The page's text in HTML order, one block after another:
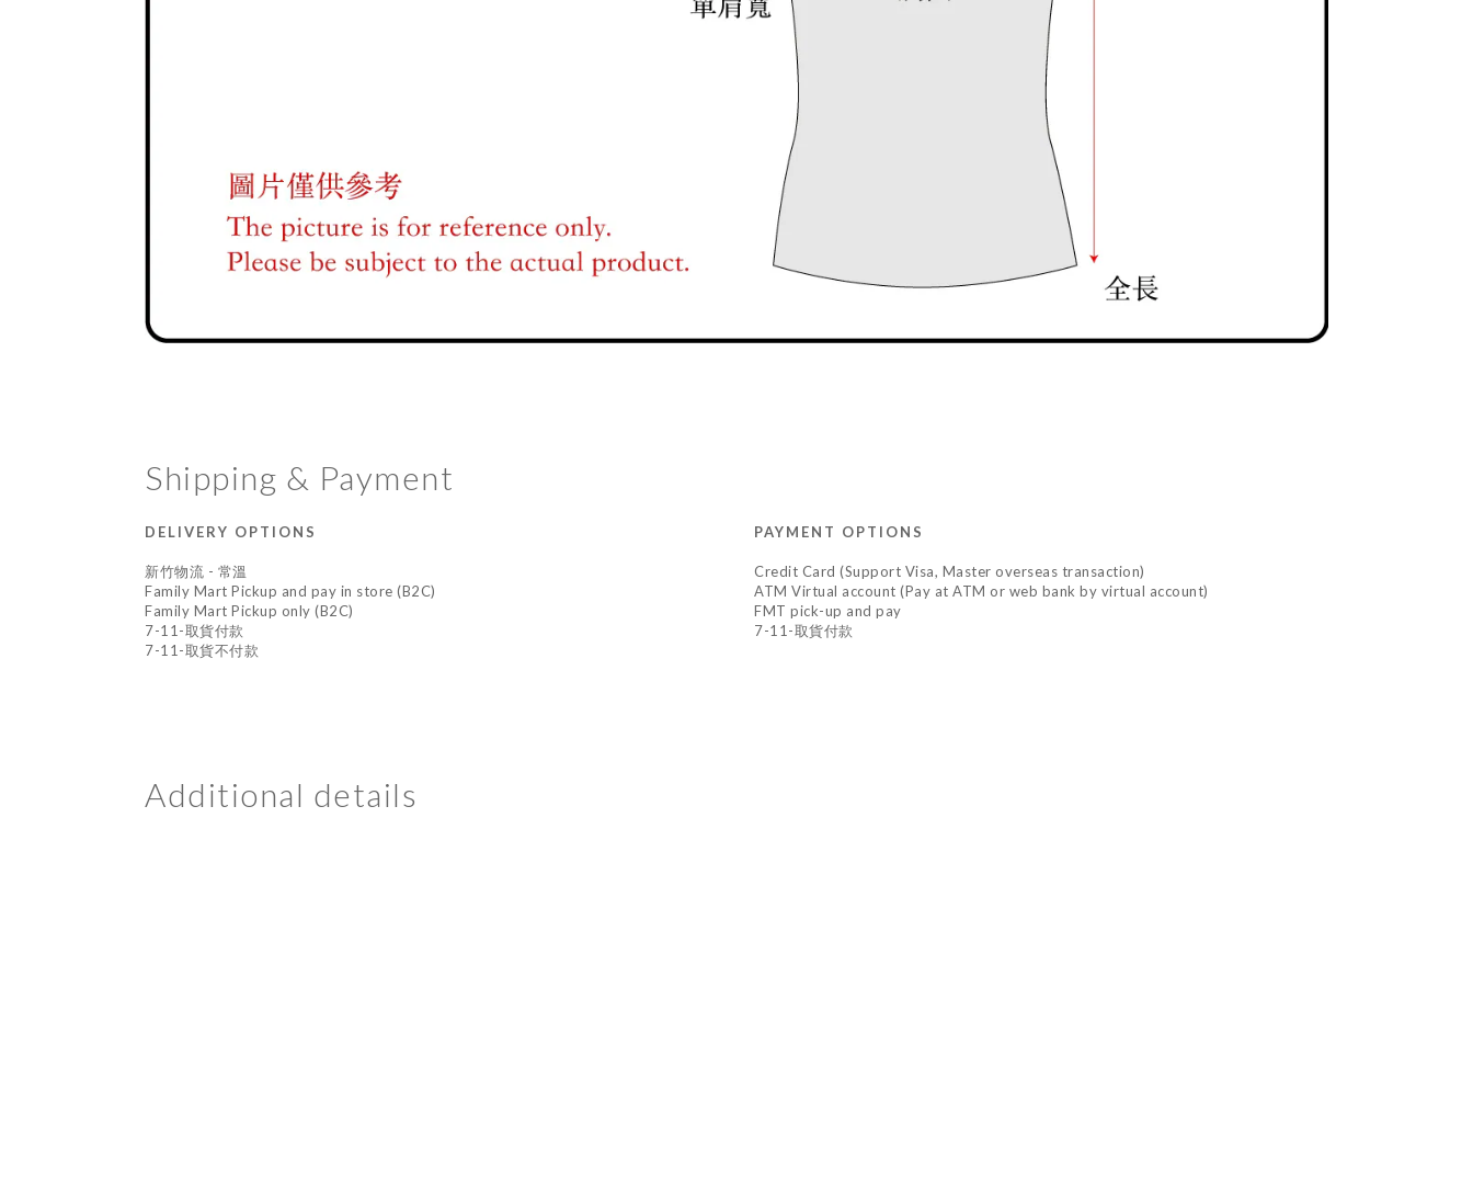
Shipping & Payment
DELIVERY OPTIONS
新竹物流 - 常溫
Family Mart Pickup and pay in store (B2C)
Family Mart Pickup only (B2C)
7-11-取貨付款
7-11-取貨不付款
PAYMENT OPTIONS
Credit Card (Support Visa, Master overseas transaction)
ATM Virtual account (Pay at ATM or web bank by virtual account)
FMT pick-up and pay
7-11-取貨付款
Additional details